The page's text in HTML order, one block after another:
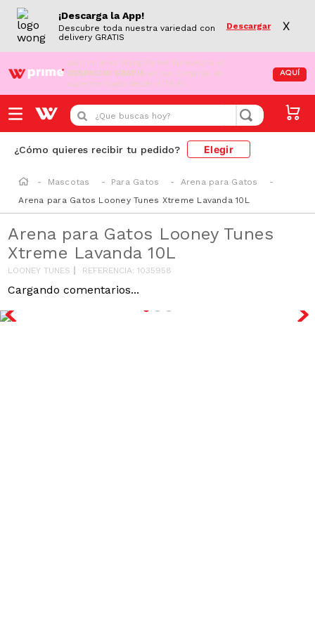
¡Descarga la App!
Descubre toda nuestra variedad con
delivery GRATIS
Descargar X
¡Aún no eres Wong Prime! Aprovecha el
DESPACHO GRATIS en tus compras de
supermercado desde S/79.90
AQUÍ
¿Que buscas hoy?
¿Cómo quieres recibir tu pedido? Elegir
Mascotas Para Gatos
Arena para Gatos
Arena para Gatos Looney Tunes Xtreme Lavanda 10L
Arena para Gatos Looney Tunes
Xtreme Lavanda 10L
LOONEY TUNES REFERENCIA:1035958
Cargando comentarios...